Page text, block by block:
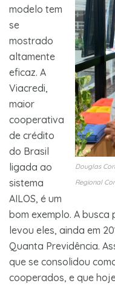
Douglas
Regional
modelo tem
se
mostrado
altamente
eficaz. A
Viacredi,
maior
cooperativa
de crédito
do Brasil
ligada ao
sistema
AILOS, é um
bom exemplo. A
levou eles, ainda em
Quanta Previdência.
que se consolidou
cooperados, e que